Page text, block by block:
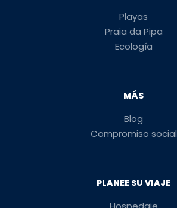
Playas
Praia da Pipa
Ecología
MÁS
Blog
Compromiso social
PLANEE SU VIAJE